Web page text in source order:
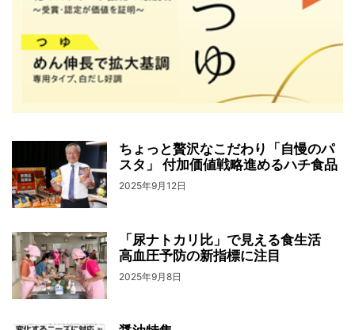
ちょっと贅沢なこだわり「自慢のパ
スタ」 付加価値戦略進めるハチ食品
2025年9月12日
「尿ナトカリ比」で見える食生活
高血圧予防の新指標に注目
2025年9月8日